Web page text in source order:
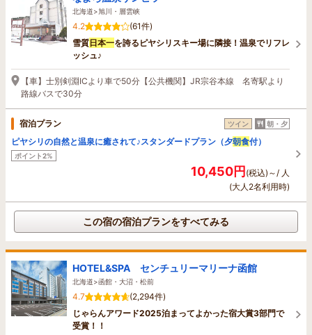
北海道>旭川・層雲峡
4.2
(61件)
雪質日本一を誇るピヤシリスキー場に隣接！温泉でリフレ
ッシュ♪
【車】士別剣淵ICより車で50分【公共機関】JR宗谷本線 名寄駅より
路線バスで30分
宿泊プラン ツイン 朝・夕
ピヤシリの自然と温泉に癒されて♪スタンダードプラン（夕朝食付）
ポイント2%
10,450円(税込)～/ 人
(大人2名利用時)
この宿の宿泊プランをすべてみる
HOTEL&SPA センチュリーマリーナ函館
北海道>函館・大沼・松前
4.7
(2,294件)
じゃらんアワード2025泊まってよかった宿大賞3部門で
受賞！！